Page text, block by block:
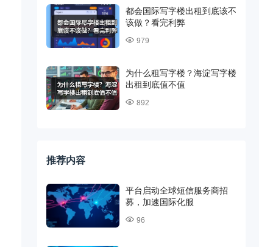
都会国际写字楼出租到底该不
该做？看完利弊
979
为什么租写字楼？海淀写字楼
出租到底值不值
892
推荐内容
平台启动全球短信服务商招
募，加速国际化服
96